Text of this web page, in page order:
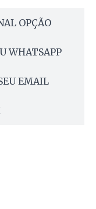
OPÇÃO
WHATSAPP
EMAIL